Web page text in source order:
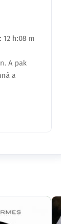
12 h:08 m
A pak
a